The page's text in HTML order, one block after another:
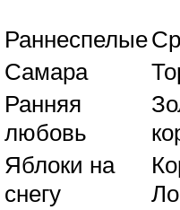
Раннеспелые
Самара
Ранняя
любовь
Яблоки на
снегу